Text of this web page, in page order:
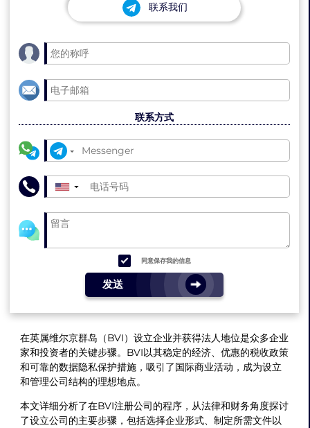
联系我们
联系方式
▼
同意保存我的信息
发送
在英属维尔京群岛（BVI）设立企业并获得法人地位是众多企业
家和投资者的关键步骤。BVI以其稳定的经济、优惠的税收政策
和可靠的数据隐私保护措施，吸引了国际商业活动，成为设立
和管理公司结构的理想地点。
本文详细分析了在BVI注册公司的程序，从法律和财务角度探讨
了设立公司的主要步骤，包括选择企业形式、制定所需文件以